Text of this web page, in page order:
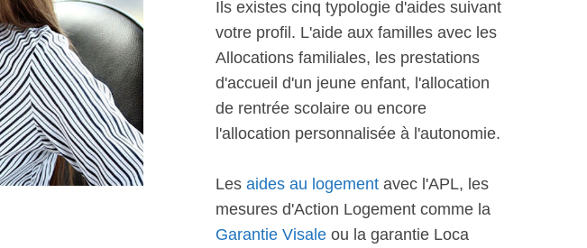
Ils existes cinq typologie d'aides suivant
votre profil. L'aide aux familles avec les
Allocations familiales, les prestations
d'accueil d'un jeune enfant, l'allocation
de rentrée scolaire ou encore
l'allocation personnalisée à l'autonomie.
Les aides au logement avec l'APL, les
mesures d'Action Logement comme la
Garantie Visale ou la garantie Loca